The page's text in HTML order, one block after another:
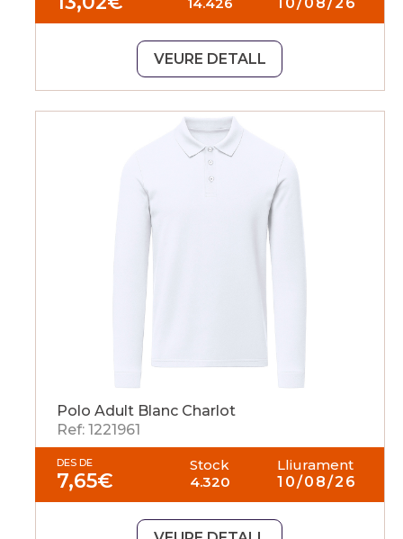
VEURE DETALL
Polo Adult Blanc Charlot
Ref: 1221961
DES DE
7,65€
Stock
4.320
Lliurament
10/08/26